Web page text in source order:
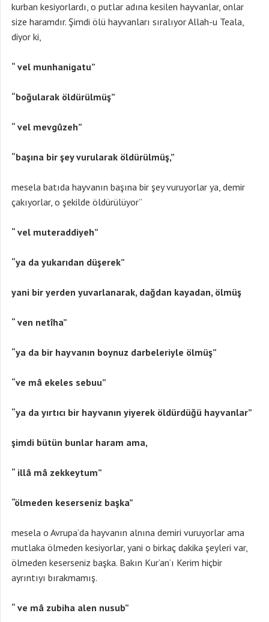
kurban kesiyorlardı, o putlar adına kesilen hayvanlar, onlar
size haramdır. Şimdi ölü hayvanları sıralıyor Allah-u Teala,
diyor ki,
“ vel munhanigatu”
“boğularak öldürülmüş”
“ vel mevgûzeh”
“başına bir şey vurularak öldürülmüş,”
mesela batıda hayvanın başına bir şey vuruyorlar ya, demir
çakıyorlar, o şekilde öldürülüyor”
“ vel muteraddiyeh”
“ya da yukarıdan düşerek”
yani bir yerden yuvarlanarak, dağdan kayadan, ölmüş
“ ven netîha”
“ya da bir hayvanın boynuz darbeleriyle ölmüş”
“ve mâ ekeles sebuu”
“ya da yırtıcı bir hayvanın yiyerek öldürdüğü hayvanlar”
şimdi bütün bunlar haram ama,
“ illâ mâ zekkeytum”
“ölmeden keserseniz başka”
mesela o Avrupa’da hayvanın alnına demiri vuruyorlar ama
mutlaka ölmeden kesiyorlar, yani o birkaç dakika şeyleri var,
ölmeden keserseniz başka. Bakın Kur’an’ı Kerim hiçbir
ayrıntıyı bırakmamış.
“ ve mâ zubiha alen nusub”